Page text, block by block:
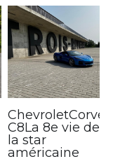
C8La 8e vie de
la star
américaine